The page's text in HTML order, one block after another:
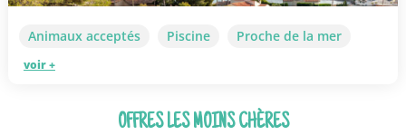
Animaux acceptés Piscine Proche de la mer
voir +
OFFRES LES MOINS CHÈRES